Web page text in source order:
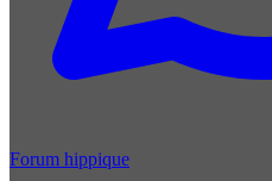
Forum hippique